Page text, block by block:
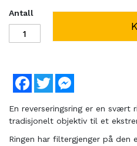
Antall
Facebook
Twitter
En reverseringsring er en
tradisjonelt objektiv til et
Ringen har filtergjenger på den